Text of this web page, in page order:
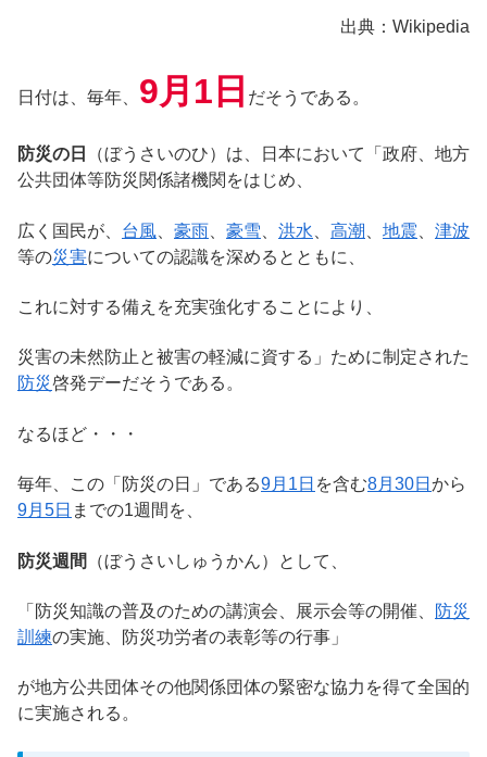
出典：Wikipedia
日付は、毎年、 9月1日 だそうである。
防災の日
（ぼうさいのひ）は、日本において「政府、地方
公共団体等防災関係諸機関をはじめ、
広く国民が、 台風 豪雨 豪雪 洪水 高潮 地震
津波
等の災害についての認識を深めるとともに、
これに対する備えを充実強化することにより、
災害の未然防止と被害の軽減に資する」ために制定された
防災啓発デーだそうである。
なるほど・・・
毎年、この「防災の日」である9月1日 を含む8月30日 から
9月5日 までの1週間を、
防災週間 （ぼうさいしゅうかん）として、
「防災知識の普及のための講演会、展示会等の開催、
防災
訓練の実施、防災功労者の表彰等の行事」
が地方公共団体その他関係団体の緊密な協力を得て全国的
に実施される。